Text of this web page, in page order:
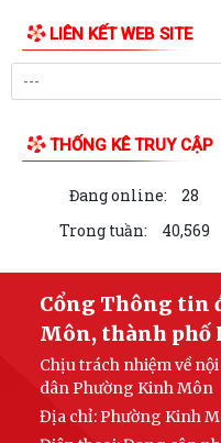
LIÊN KẾT WEB SITE
THỐNG KÊ TRUY CẬP
Đang online: 28
Trong tuần:
40,569
Cổng Thông tin
Môn, thành phố
Chịu trách nhiệm về
dân Phường Kinh Môn
Địa chỉ: Phường Kinh